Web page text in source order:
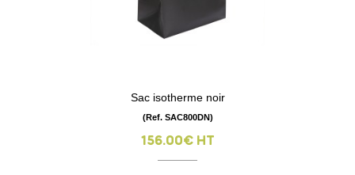
Sac isotherme noir
(Ref. SAC800DN)
156.00€ HT